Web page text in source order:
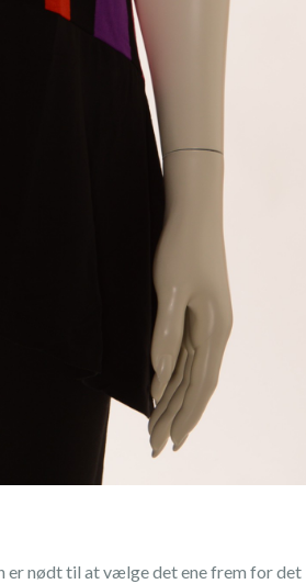
er nødt til at vælge det ene frem for det